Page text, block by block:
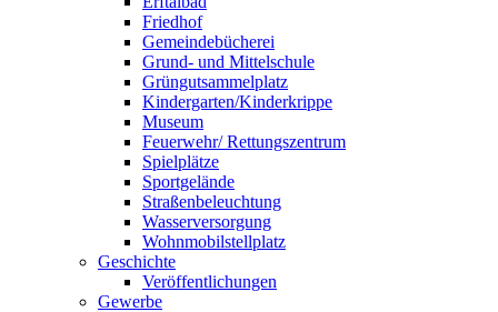
Friedhof
Gemeindebücherei
Grund- und Mittelschule
Grüngutsammelplatz
Kindergarten/Kinderkrippe
Museum
Feuerwehr/ Rettungszentrum
Spielplätze
Sportgelände
Straßenbeleuchtung
Wasserversorgung
Wohnmobilstellplatz
Geschichte
Veröffentlichungen
Gewerbe